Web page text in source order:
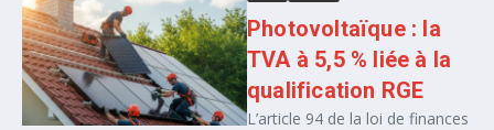
Photovoltaïque : la
TVA à 5,5 % liée à la
qualification RGE
L’article 94 de la loi de finances